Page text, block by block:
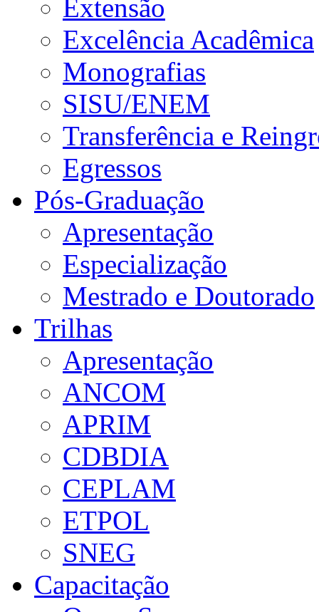
Extensão
Excelência Acadêmica
Monografias
SISU/ENEM
Transferência e
Egressos
Pós-Graduação
Apresentação
Especialização
Mestrado e Doutorado
Trilhas
Apresentação
ANCOM
APRIM
CDBDIA
CEPLAM
ETPOL
SNEG
Capacitação